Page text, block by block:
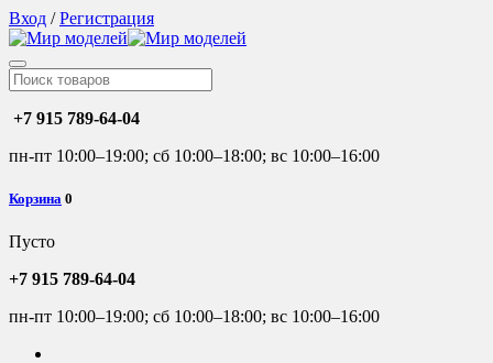
Вход /Регистрация
+7 915 789-64-04
пн-пт 10:00–19:00; сб 10:00–18:00; вс 10:00–16:00
Корзина 0
Пусто
+7 915 789-64-04
пн-пт 10:00–19:00; сб 10:00–18:00; вс 10:00–16:00